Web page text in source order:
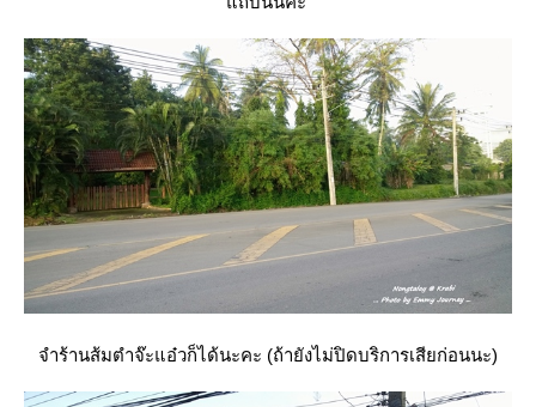
จำร้านส้มตำจ๊ะแอ๋วก็ได้นะคะ (ถ้ายังไม่ปิดบริการเสียก่อนนะ)